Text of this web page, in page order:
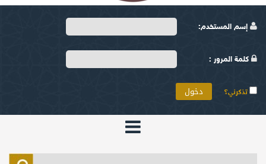
إسم المستخدم:
كلمة المرور :
تذكرني؟